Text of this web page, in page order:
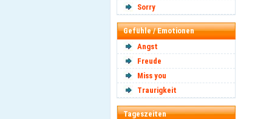
Sorry
Gefühle / Emotionen
Angst
Freude
Miss you
Traurigkeit
Tageszeiten